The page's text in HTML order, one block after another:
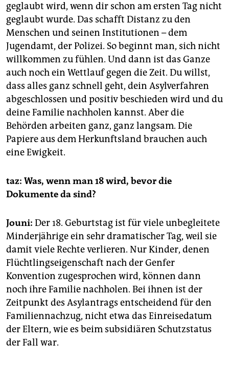
geglaubt wird, wenn dir schon am ersten Tag nicht
geglaubt wurde. Das schafft Distanz zu den
Menschen und seinen Institutionen – dem
Jugendamt, der Polizei. So beginnt man, sich nicht
willkommen zu fühlen. Und dann ist das Ganze
auch noch ein Wettlauf gegen die Zeit. Du willst,
dass alles ganz schnell geht, dein Asylverfahren
abgeschlossen und positiv beschieden wird und du
deine Familie nachholen kannst. Aber die
Behörden arbeiten ganz, ganz langsam. Die
Papiere aus dem Herkunftsland brauchen auch
eine Ewigkeit.
taz: Was, wenn man 18 wird, bevor die
Dokumente da sind?
Jouni: Der 18. Geburtstag ist für viele unbegleitete
Minderjährige ein sehr dramatischer Tag, weil sie
damit viele Rechte verlieren. Nur Kinder, denen
Flüchtlingseigenschaft nach der Genfer
Konvention zugesprochen wird, können dann
noch ihre Familie nachholen. Bei ihnen ist der
Zeitpunkt des Asylantrags entscheidend für den
Familiennachzug, nicht etwa das Einreisedatum
der Eltern, wie es beim subsidiären Schutzstatus
der Fall war.